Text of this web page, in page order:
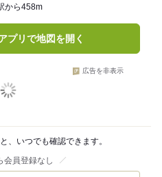
から458m
プリで地図を開く
広告を非表示
、いつでも確認できます。
会員登録なし